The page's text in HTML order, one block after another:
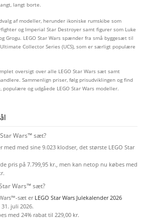
langt borte.
af modeller, herunder ikoniske rumskibe som
og Imperial Star Destroyer samt figurer som Luke
Grogu. LEGO Star Wars spænder fra små byggesæt til
Collector Series (UCS), som er særligt populære
oversigt over alle LEGO Star Wars sæt samt
Sammenlign priser, følg prisudviklingen og find
og udgåede LEGO Star Wars modeller.
Wars™ sæt?
med med sine 9.023 klodser, det største LEGO Star
pris på 7.799,95 kr., men kan netop nu købes med
Wars™ sæt?
sæt er LEGO Star Wars Julekalender 2026
juli 2026.
med 24% rabat til 229,00 kr.